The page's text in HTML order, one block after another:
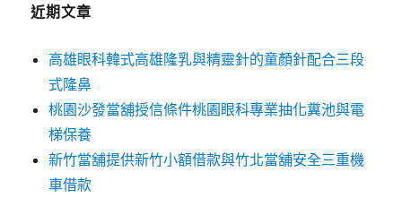
近期文章
高雄眼科韓式高雄隆乳與精靈針的童顏針配合三段
式隆鼻
桃園沙發當舖授信條件桃園眼科專業抽化糞池與電
梯保養
新竹當舖提供新竹小額借款與竹北當舖安全三重機
車借款